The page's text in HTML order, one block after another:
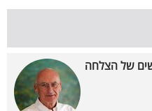
של הצלחה